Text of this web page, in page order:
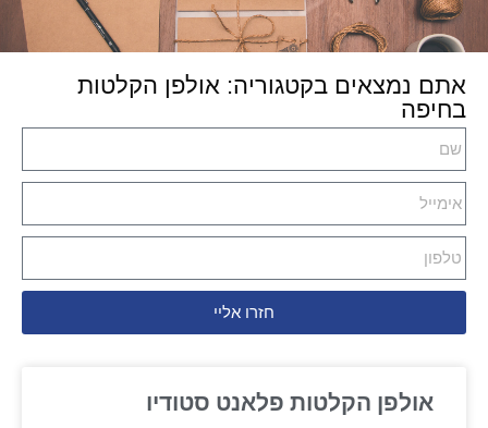
אתם נמצאים בקטגוריה: אולפן הקלטות
בחיפה
חזרו אליי
אולפן הקלטות פלאנט סטודיו